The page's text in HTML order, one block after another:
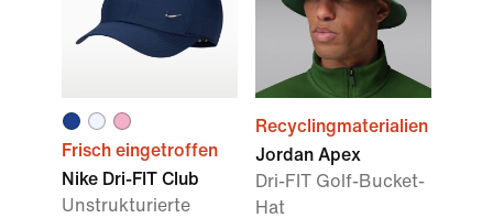
Frisch eingetroffen
Nike Dri-FIT Club
Unstrukturierte
Recyclingmaterialien
Jordan Apex
Dri-FIT Golf-Bucket-
Hat